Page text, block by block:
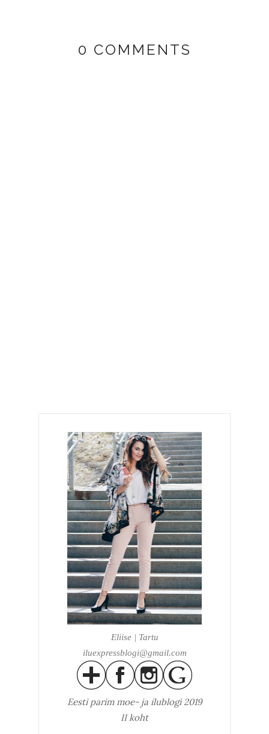
0 COMMENTS
Eliise | Tartu
iluexpressblogi@gmail.com
Eesti parim moe- ja ilublogi 2019
II koht